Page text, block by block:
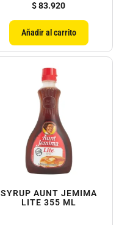
$83.920
Añadir al carrito
SYRUP AUNT JEMIMA
LITE 355 ML